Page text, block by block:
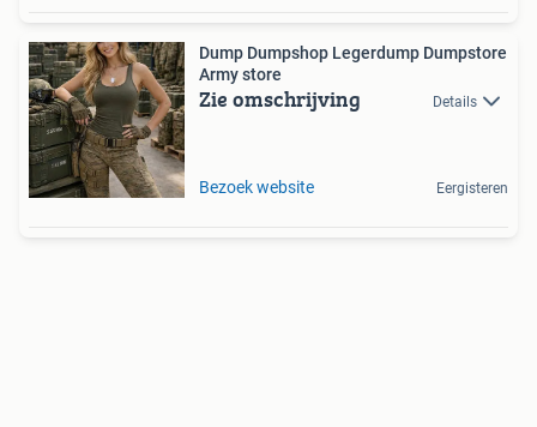
Dump Dumpshop Legerdump Dumpstore
Army store
Zie omschrijving Details
Bezoek website Eergisteren